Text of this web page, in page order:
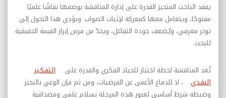
يفقد الباحث المتحيز القدرة على إدارة المناقشة بوصفها نقاشًا علميًا
مفتوحًا، ويتعامل معها كمعركة لإثبات الصواب. ويؤدي هذا التحول إلى
توتر معرفي، ويُضعف جودة التفاعل، ويحدّ من فرص إبراز القيمة الحقيقية
للبحث.
تُعد المناقشة لحظة اختبار للحياد الفكري والقدرة على
التفكير
النقدي
، لا للدفاع الأعمى عن الفرضيات، ومن ثم فإن الوعي بالتحيز
وضبطه شرط أساسي لعبور هذه المرحلة بسلام علمي ومصداقية